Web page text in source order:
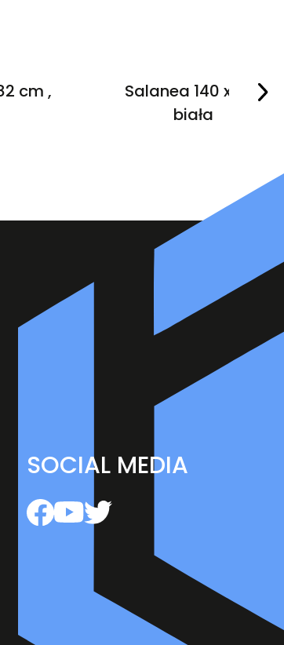
cm ,
Salanea 140 x 72 ,
biała
SOCIAL MEDIA